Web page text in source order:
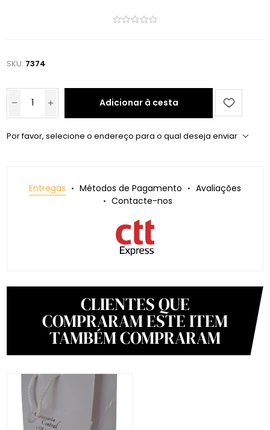
SKU: 7374
Adicionar à cesta
Por favor, selecione o endereço para o qual deseja enviar
Entregas Métodos de Pagamento
Avaliações
Contacte-nos
CLIENTES QUE
COMPRARAM ESTE ITEM
TAMBÉM COMPRARAM